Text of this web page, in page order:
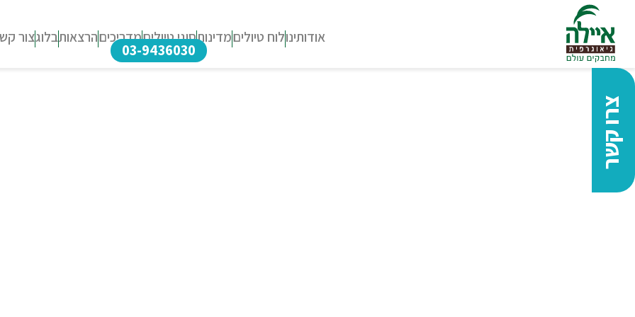
אודותינולוח טיוליםמדינותסוגי טיוליםמדריכיםהרצאותבלוגצור
03-9436030
צרו קשר